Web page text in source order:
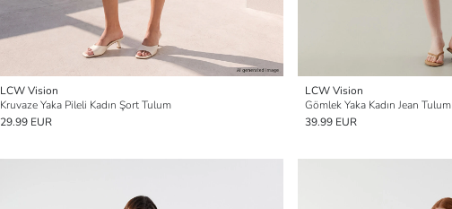
LCW Vision
Kruvaze Yaka Pileli Kadın Şort Tulum
29.99 EUR
LCW Vision
Gömlek Yaka Kadın Jean Tulum
39.99 EUR